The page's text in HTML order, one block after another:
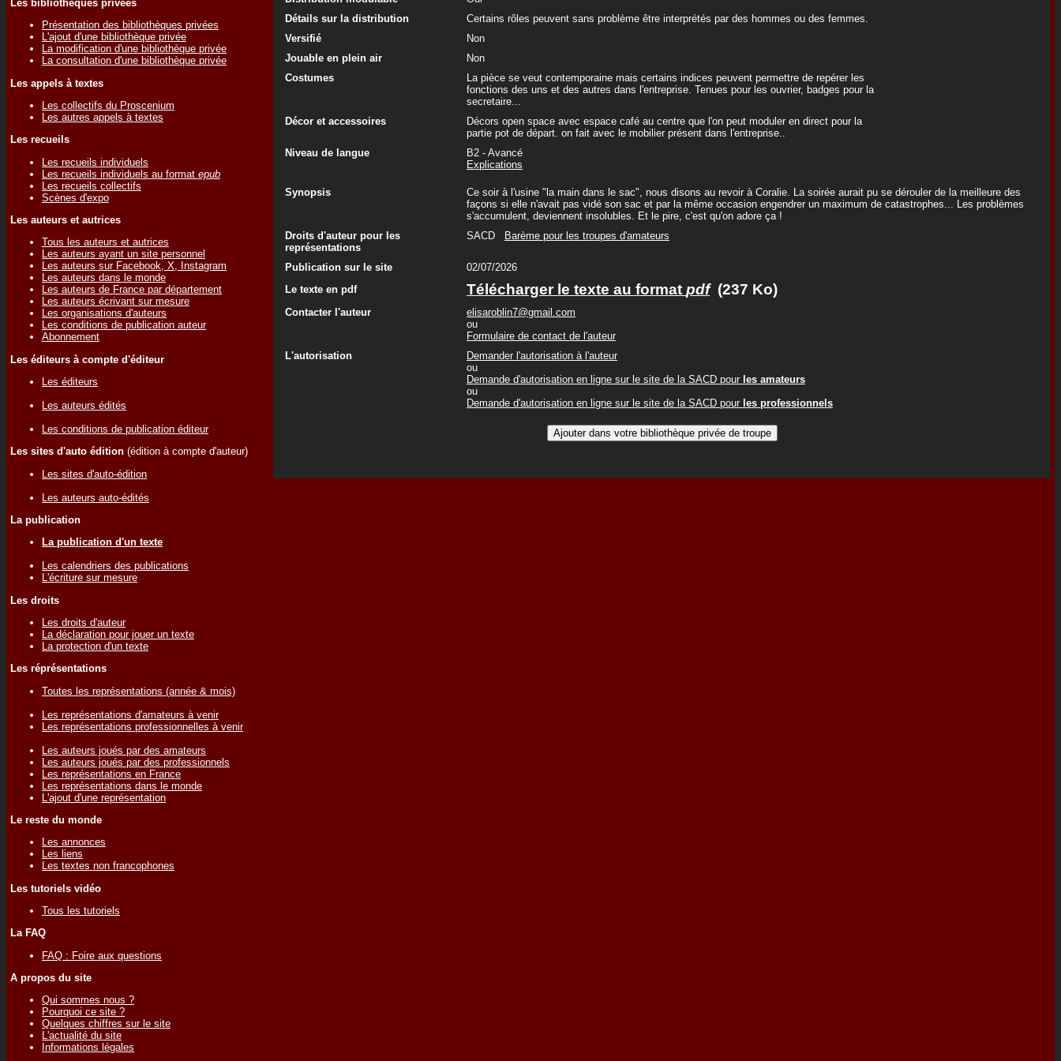
Les bibliothèques privées
Présentation des bibliothèques privées
L'ajout d'une bibliothèque privée
La modification d'une bibliothèque privée
La consultation d'une bibliothèque privée
Les appels à textes
Les collectifs du Proscenium
Les autres appels à textes
Les recueils
Les recueils individuels
Les recueils individuels au format epub
Les recueils collectifs
Scènes d'expo
Les auteurs et autrices
Tous les auteurs et autrices
Les auteurs ayant un site personnel
Les auteurs sur Facebook, X, Instagram
Les auteurs dans le monde
Les auteurs de France par département
Les auteurs écrivant sur mesure
Les organisations d'auteurs
Les conditions de publication auteur
Abonnement
Les éditeurs à compte d'éditeur
Les éditeurs
Les auteurs édités
Les conditions de publication éditeur
Les sites d'auto édition (édition à compte d'auteur)
Les sites d'auto-édition
Les auteurs auto-édités
La publication
La publication d'un texte
Les calendriers des publications
L'écriture sur mesure
Les droits
Les droits d'auteur
La déclaration pour jouer un texte
La protection d'un texte
Les réprésentations
Toutes les représentations (année & mois)
Les représentations d'amateurs à venir
Les représentations professionnelles à venir
Les auteurs joués par des amateurs
Les auteurs joués par des professionnels
Les représentations en France
Les représentations dans le monde
L'ajout d'une représentation
Le reste du monde
Les annonces
Les liens
Les textes non francophones
Les tutoriels vidéo
Tous les tutoriels
La FAQ
FAQ : Foire aux questions
A propos du site
Qui sommes nous ?
Pourquoi ce site ?
Quelques chiffres sur le site
L'actualité du site
Informations légales
Détails sur la distribution
Certains rôles peuvent sans problème être interprétés par des hommes ou des femmes.
Versifié
Non
Jouable en plein air
Non
Costumes
La pièce se veut contemporaine mais certains indices peuvent permettre de repérer les
fonctions des uns et des autres dans l'entreprise. Tenues pour les ouvrier, badges pour la
secretaire...
Décor et accessoires
Décors open space avec espace café au centre que l'on peut moduler en direct pour la
partie pot de départ. on fait avec le mobilier présent dans l'entreprise..
Niveau de langue
B2 - Avancé
Explications
Synopsis
Ce soir à l'usine "la main dans le sac", nous disons au revoir à Coralie. La soirée aurait pu se dérouler de la meilleure des
façons si elle n'avait pas vidé son sac et par la même occasion engendrer un maximum de catastrophes... Les problèmes
s'accumulent, deviennent insolubles. Et le pire, c'est qu'on adore ça !
Droits d'auteur pour les
représentations
SACD Barème pour les troupes d'amateurs
Publication sur le site
02/07/2026
Le texte en pdf
Télécharger le texte au format pdf(237 Ko)
Contacter l'auteur
elisaroblin7@gmail.com
ou
Formulaire de contact de l'auteur
L'autorisation
Demander l'autorisation à l'auteur
ou
Demande d'autorisation en ligne sur le site de la SACD pour les amateurs
ou
Demande d'autorisation en ligne sur le site de la SACD pour les professionnels